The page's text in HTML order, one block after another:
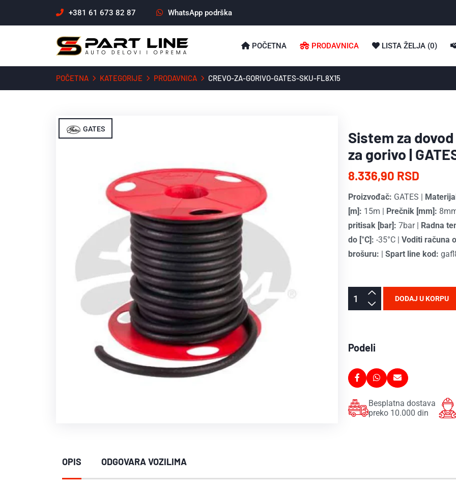
+381 61 673 82 87 WhatsApp podrška
POČETNA PRODAVNICA LISTA ŽELJA (0)
POČETNA KATEGORIJE PRODAVNICA CREVO-ZA-GORIVO-GATES-SKU-FL8X15
GATES
Sistem za
za gorivo |
8.336,90 RSD
Proizvođač: GATES
[m]: 15m Prečnik [mm]:
pritisak [bar]: 7bar| Radna
do [°C]: -35°C Voditi računa
brošuru:
Spart line kod:
DODAJ U KORPU
Podeli
Besplatna dostava
preko 10.000 din
OPIS ODGOVARA VOZILIMA